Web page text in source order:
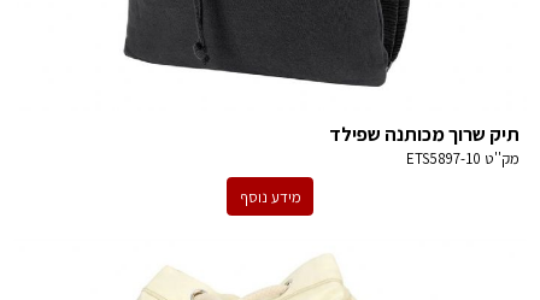
תיק שרוך מכותנה שפילד
מק''ט ETS5897-10
מידע נוסף